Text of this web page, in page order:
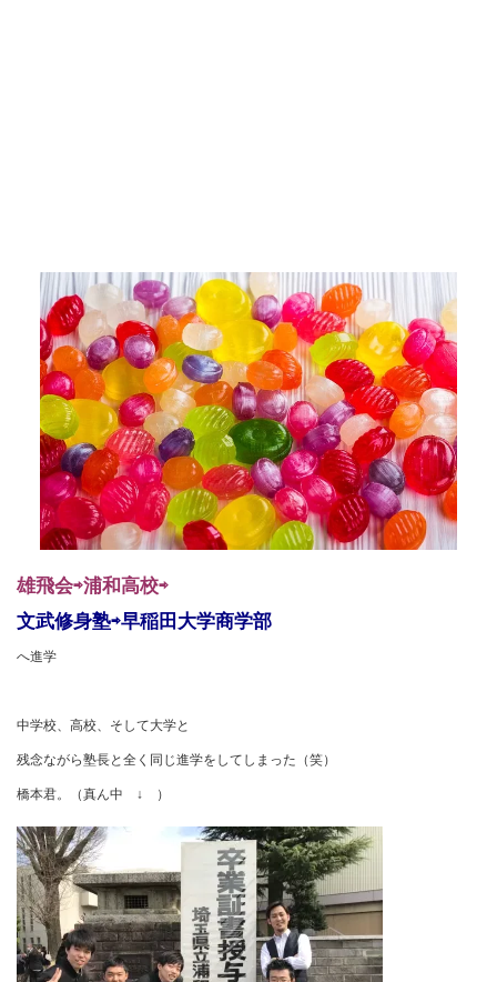
雄飛会⇨浦和高校⇨
文武修身塾⇨早稲田大学商学部
へ進学
中学校、高校、そして大学と
残念ながら塾長と全く同じ進学をしてしまった（笑）
橋本君。（真ん中 ↓ ）